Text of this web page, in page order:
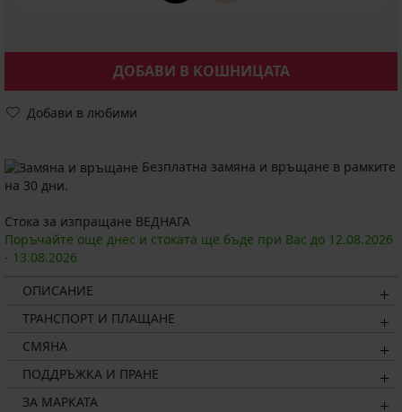
ДОБАВИ В КОШНИЦАТА
Добави в любими
Безплатна замяна и връщане в рамките
на 30 дни.
Стока за изпращане ВЕДНАГА
Поръчайте още днес и стоката ще бъде при Вас до 12.08.2026
- 13.08.2026
ОПИСАНИЕ
ТРАНСПОРТ И ПЛАЩАНЕ
СМЯНА
ПОДДРЪЖКА И ПРАНЕ
ЗА МАРКАТА